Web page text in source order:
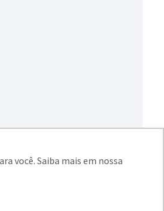
você. Saiba mais em nossa